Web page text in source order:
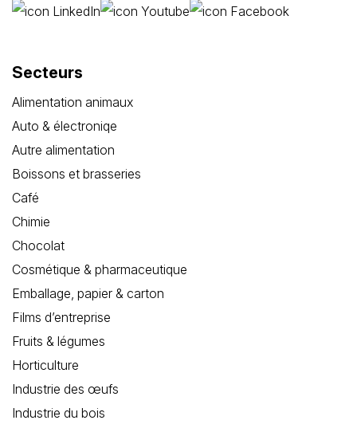
Secteurs
Alimentation animaux
Auto & électroniqe
Autre alimentation
Boissons et brasseries
Café
Chimie
Chocolat
Cosmétique & pharmaceutique
Emballage, papier & carton
Films d’entreprise
Fruits & légumes
Horticulture
Industrie des œufs
Industrie du bois